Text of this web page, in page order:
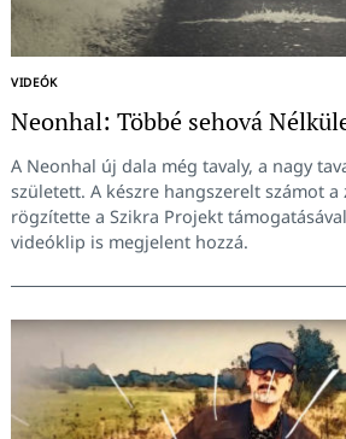
VIDEÓK
Neonhal: Többé sehová
A Neonhal új dala még tavaly, a nagy
született. A készre hangszerelt számot a
rögzítette a Szikra Projekt
videóklip is megjelent hozzá.